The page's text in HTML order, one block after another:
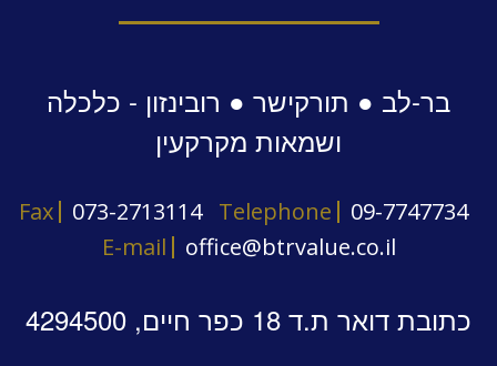
בר-לב ● תורקישר ● רובינזון - כלכלה
ושמאות מקרקעין
Fax 073-2713114 Telephone
09-7747734
E-mail
office@btrvalue.co.il
כתובת דואר ת.ד 18 כפר חיים, 4294500